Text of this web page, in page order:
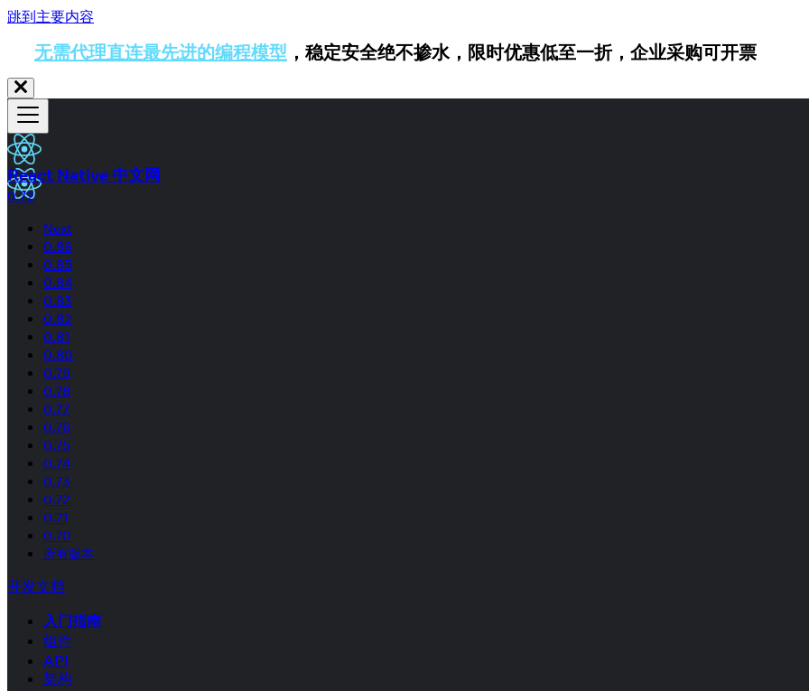
跳到主要内容
无需代理直连最先进的编程模型 ，稳定安全绝不掺水，限时优惠低至一折，企业采购可开票
React Native 中文网
0.72
Next
0.86
0.85
0.84
0.83
0.82
0.81
0.80
0.79
0.78
0.77
0.76
0.75
0.74
0.73
0.72
0.71
0.70
所有版本
开发文档
入门指南
组件
API
架构